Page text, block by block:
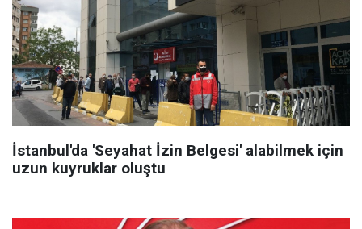
İstanbul'da 'Seyahat İzin Belgesi' alabilmek için
uzun kuyruklar oluştu